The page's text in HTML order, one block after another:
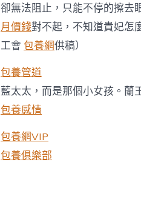
卻無法阻止，只能不停的擦去
月價錢對不起，不知道貴妃怎
工會 包養網供稿）
包養管道
藍太太，而是那個小女孩。蘭
包養感情
包養網VIP
包養俱樂部